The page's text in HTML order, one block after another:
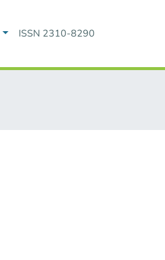
ISSN 2310-8290